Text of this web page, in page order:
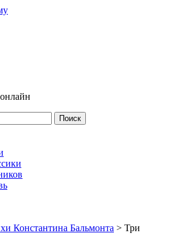
Константина Бальмонта > Три